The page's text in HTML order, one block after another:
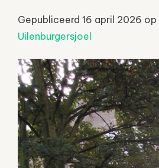
Gepubliceerd 16 april 2026 op
Uilenburgersjoel